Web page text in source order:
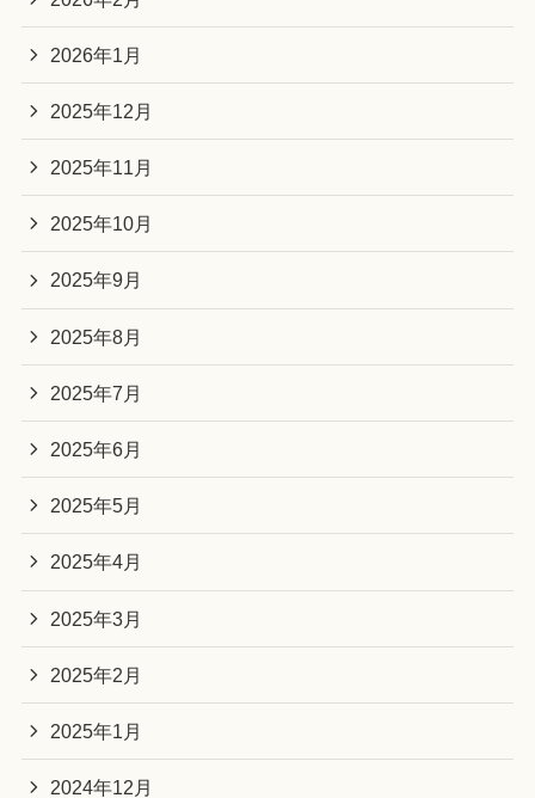
2026年1月
2025年12月
2025年11月
2025年10月
2025年9月
2025年8月
2025年7月
2025年6月
2025年5月
2025年4月
2025年3月
2025年2月
2025年1月
2024年12月